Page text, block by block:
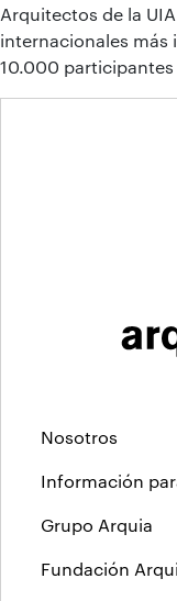
Arquitectos de la
internacionales más
10.000
Nosotros
Información
Grupo Arquia
Fundación